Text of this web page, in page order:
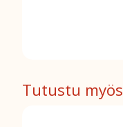
Tutustu myös